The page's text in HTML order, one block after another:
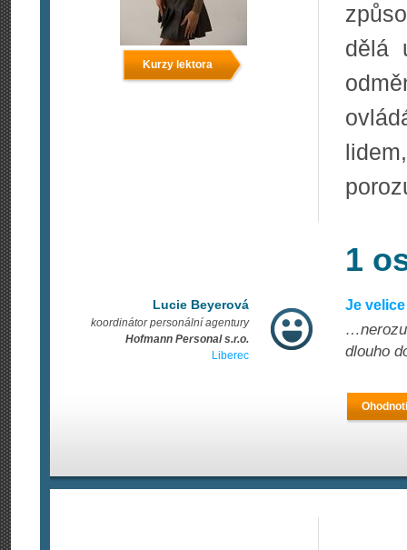
Kurzy lektora
dělá
1
Lucie Beyerová
koordinátor personální agentury
Hofmann Personal s.r.o.
Liberec
Je
dlouho